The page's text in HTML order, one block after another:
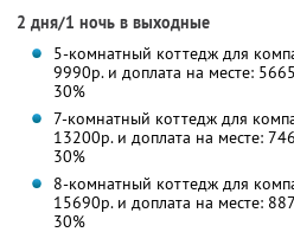
2 дня/1 ночь в выходные
5-комнатный коттедж для
9990р. и доплата на месте:
30%
7-комнатный коттедж для
13200р. и доплата на месте:
30%
8-комнатный коттедж для
15690р. и доплата на месте:
30%